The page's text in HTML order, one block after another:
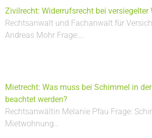
Zivilrecht: Widerrufsrecht bei versiegelter
Rechtsanwalt und Fachanwalt für
Andreas Mohr Frage:…
Mietrecht: Was muss bei Schimmel in
beachtet werden?
Rechtsanwältin Melanie Pfau Frage:
Mietwohnung…